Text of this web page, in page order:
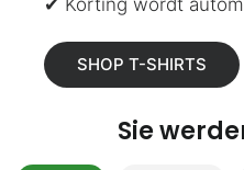
SHOP T-SHIRTS
Sie